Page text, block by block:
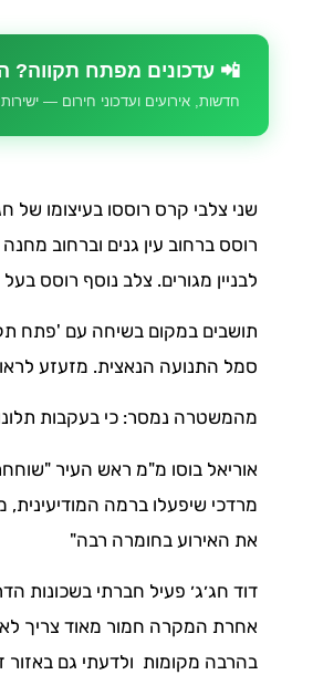
📲 עדכונים מפתח תקווה?
חדשות, אירועים ועדכוני חירום —
שני צלבי קרס רוססו בעיצומו
רוסס ברחוב עין גנים וברחוב
לבניין מגורים. צלב נוסף רוסס
תושבים במקום בשיחה עם 'פתח
סמל התנועה הנאצית. מזעזע
מהמשטרה נמסר: כי בעקבות
אוריאל בוסו מ"מ ראש העיר
מרדכי שיפעלו ברמה
את האירוע בחומרה רבה"
דוד חג׳ג׳ פעיל חברתי בשכונות
אחרת המקרה חמור מאוד צריך
בהרבה מקומות ולדעתי גם באזור